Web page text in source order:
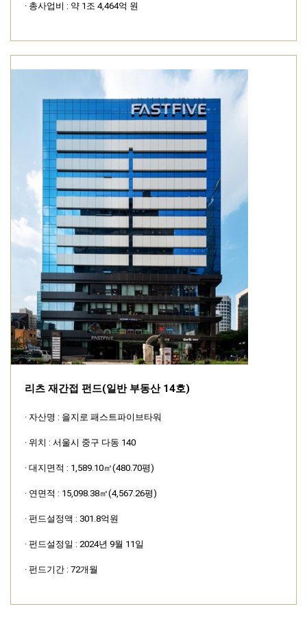
· 총사업비 : 약 1조 4,464억 원
리츠 재간접 펀드(일반 부동산 14호)
· 자산명 : 을지로 패스트파이브타워
· 위치 : 서울시 중구 다동 140
· 대지면적 : 1,589.10㎡(480.70평)
· 연면적 : 15,098.38㎡(4,567.26평)
· 펀드설정액 : 301.8억원
· 펀드설정일 : 2024년 9월 11일
· 펀드기간 : 72개월